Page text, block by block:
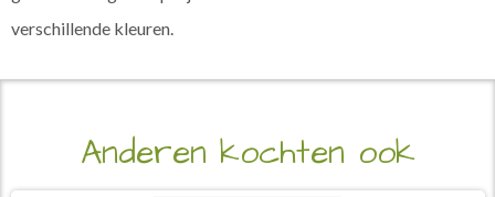
verschillende kleuren.
Anderen kochten ook